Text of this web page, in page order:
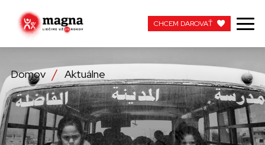
CHCEM DAROVAŤ
NAŠA PRÁCA
O NÁS
CHCEM DAROVAŤ
Domov Aktuálne